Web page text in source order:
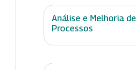
Análise e Melhoria de
Processos